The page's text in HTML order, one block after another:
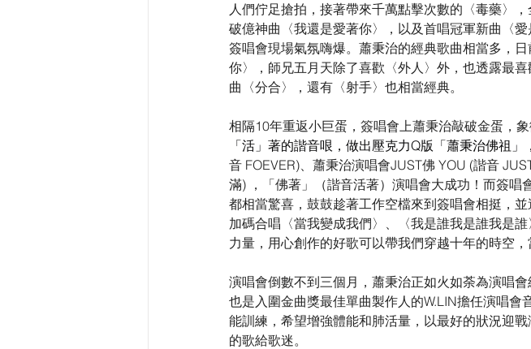
人們佇足搶拍，接著帶來千萬點擊次數的〈毒藥〉
破億神曲〈我還是愛著你〉，以及首唱冠軍新曲〈愛
簽唱會現場氣氛嗨爆。蕭秉治的經典歌曲相當多，日
你〉，師兄五月天除了喜歡〈外人〉外，也透露最
曲〈分合〉，還有〈射手〉也相當經典。
相隔10年重返小巨蛋，簽唱會上蕭秉治敲破金蛋，
「活」著的諧音哏，做出壓克力Q版「蕭秉治佛祖」，
音 FOEVER)、蕭秉治演唱會JUST佛 YOU (諧音
滿) ，「佛著」（諧音活著）演唱會大成功！而簽
都相當驚喜，鼓鼓趁著工作空檔來到簽唱會相挺，
加碼合唱〈當我變成我們〉、〈我是誰我是誰我是
力量，用心創作的好歌可以帶我們穿越十年的時空，
演唱會倒數不到三個月，蕭秉治正如火如荼為演唱
也是入圍金曲獎最佳單曲製作人的W.LIN擔任演唱
能訓練，希望增強體能和肺活量，以最好的狀況迎
的歌給歌迷。